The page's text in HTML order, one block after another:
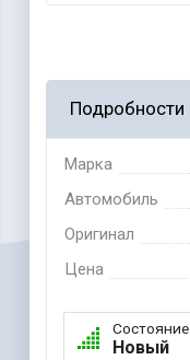
Подробности
Марка
Автомобиль
Оригинал
Цена
Состояние
Новый